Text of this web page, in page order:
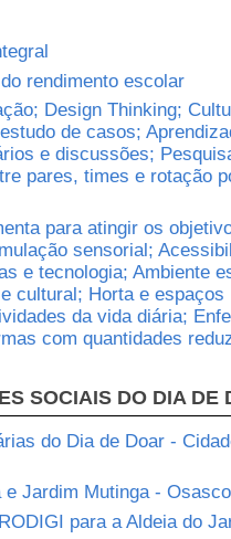
rendimento escolar
Design Thinking;
de casos;
e discussões;
pares, times e rotação
para atingir os
sensorial;
e tecnologia; Ambiente
cultural; Horta e espaços
da vida diária;
com quantidades
SOCIAIS DO DIA DE
do Dia de Doar -
Jardim Mutinga - Osasco
para a Aldeia do